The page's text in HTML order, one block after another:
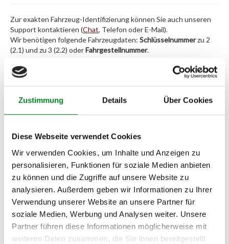
Zustimmung Details Über Cookies
Diese Webseite verwendet Cookies
Wir verwenden Cookies, um Inhalte und Anzeigen zu
personalisieren, Funktionen für soziale Medien anbieten
zu können und die Zugriffe auf unsere Website zu
analysieren. Außerdem geben wir Informationen zu Ihrer
Verwendung unserer Website an unsere Partner für
soziale Medien, Werbung und Analysen weiter. Unsere
Partner führen diese Informationen möglicherweise mit
weiteren Daten zusammen, die Sie ihnen bereitgestellt
Zur exakten Fahrzeug-Identifizierung können Sie auch unseren
Support kontaktieren (Chat, Telefon oder E-Mail).
Wir benötigen folgende Fahrzeugdaten: Schlüsselnummerzu 2
(2.1) und zu 3 (2.2) oderFahrgestellnummer.
Passendes Fahrzeug nicht dabei?
Fahrzeug-Suche für AT-Servopumpen
Oder einfachim Chatnachfragen.
Person
Hersteller
Unternehmensname:
TMC Turbolader Manufaktur Coesfeld
Adresse:
Am Wasserturm 55, Coesfeld, NRW, 48653, DE
E-Mail: